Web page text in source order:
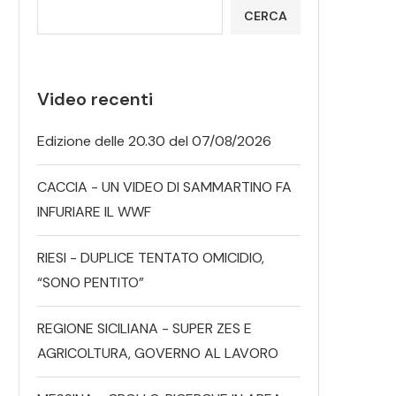
CERCA
Video recenti
Edizione delle 20.30 del 07/08/2026
CACCIA - UN VIDEO DI SAMMARTINO FA
INFURIARE IL WWF
RIESI - DUPLICE TENTATO OMICIDIO,
“SONO PENTITO”
REGIONE SICILIANA - SUPER ZES E
AGRICOLTURA, GOVERNO AL LAVORO